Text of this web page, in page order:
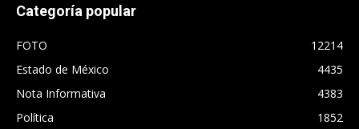
Categoría popular
FOTO
12214
Estado de México
4435
Nota Informativa
4383
Política
1852